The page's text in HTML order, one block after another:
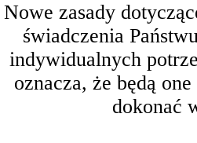
Nowe zasady
świadczenia
indywidualnych
oznacza, że będą
dokonać